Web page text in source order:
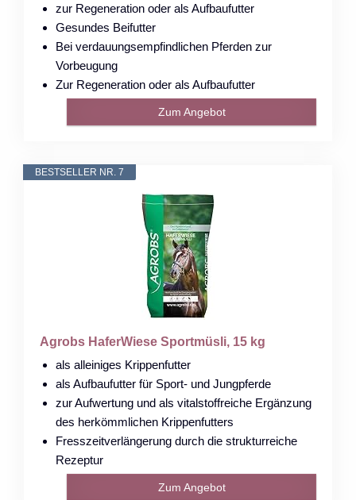
zur Regeneration oder als Aufbaufutter
Gesundes Beifutter
Bei verdauungsempfindlichen Pferden zur
Vorbeugung
Zur Regeneration oder als Aufbaufutter
Zum Angebot
BESTSELLER NR. 7
Agrobs HaferWiese Sportmüsli, 15 kg
als alleiniges Krippenfutter
als Aufbaufutter für Sport- und Jungpferde
zur Aufwertung und als vitalstoffreiche Ergänzung
des herkömmlichen Krippenfutters
Fresszeitverlängerung durch die strukturreiche
Rezeptur
Zum Angebot